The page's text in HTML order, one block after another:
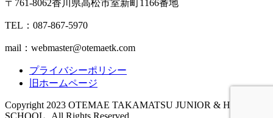
〒761-8062香川県高松市室新町1166番地
TEL：087-867-5970
mail：webmaster@otemaetk.com
プライバシーポリシー
旧ホームページ
Copyright 2023 OTEMAE TAKAMATSU JUNIOR & HIGH
SCHOOL . All Rights Reserved.